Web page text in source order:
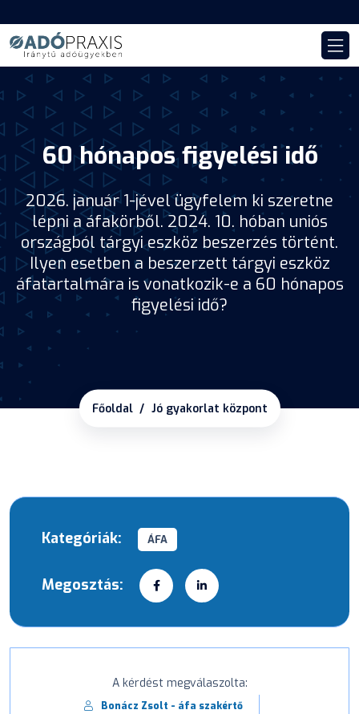
60 hónapos figyelési idő
2026. január 1-jével ügyfelem ki szeretne
lépni a áfakörből. 2024. 10. hóban uniós
országból tárgyi eszköz beszerzés történt.
Ilyen esetben a beszerzett tárgyi eszköz
áfatartalmára is vonatkozik-e a 60 hónapos
figyelési idő?
Főoldal Jó gyakorlat központ
Kategóriák: ÁFA
Megosztás:
A kérdést megválaszolta:
Bonácz Zsolt - áfa szakértő